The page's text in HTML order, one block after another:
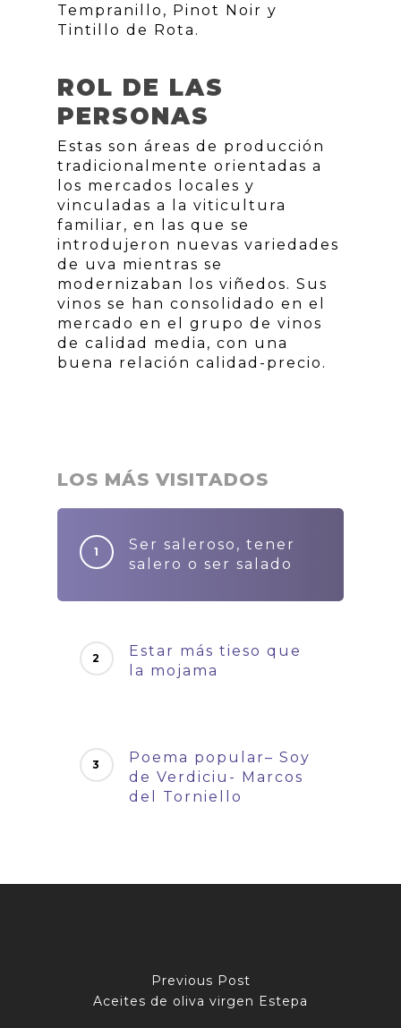
Tempranillo, Pinot Noir y
Tintillo de Rota.
ROL DE LAS
PERSONAS
Estas son áreas de producción
tradicionalmente orientadas a
los mercados locales y
vinculadas a la viticultura
familiar, en las que se
introdujeron nuevas variedades
de uva mientras se
modernizaban los viñedos. Sus
vinos se han consolidado en el
mercado en el grupo de vinos
de calidad media, con una
buena relación calidad-precio.
LOS MÁS VISITADOS
Ser saleroso, tener
salero o ser salado
Estar más tieso que
la mojama
Poema popular– Soy
de Verdiciu- Marcos
del Torniello
Previous Post
Aceites de oliva virgen Estepa